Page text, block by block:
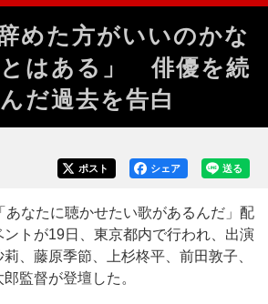
めた方がいいのかな
とはある」 俳優を続
だ過去を告白
送る
シェア
ポスト
なたに聴かせたい歌があるんだ」配
トが19日、東京都内で行われ、出演
、藤原季節、上杉柊平、前田敦子、
監督が登壇した。